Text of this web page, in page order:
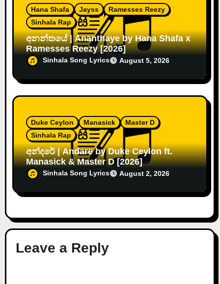
Hana Shafa Jayss
Ramesses Reezy
Sinhala Rap
අනන්තයේ | Ananthaye by Hana Shafa x
Ramesses Reezy [2026]
Sinhala Song Lyrics August 5, 2026
Duke Ceylon Manasick
Master D
Sinhala Rap
අන්දරේ | Andare by Duke Ceylon ft.
Manasick & Master D [2026]
Sinhala Song Lyrics August 2, 2026
Leave a Reply